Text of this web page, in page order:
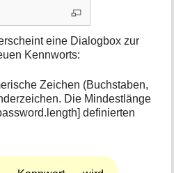
eine Dialogbox zur
Kennworts:
Zeichen (Buchstaben,
Die Mindestlänge
definierten